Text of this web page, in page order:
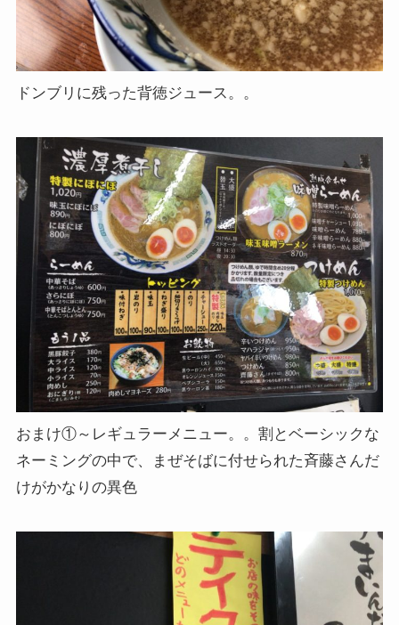
ドンブリに残った背徳ジュース。。
おまけ①～レギュラーメニュー。。割とベーシックな
ネーミングの中で、まぜそばに付せられた斉藤さんだ
けがかなりの異色